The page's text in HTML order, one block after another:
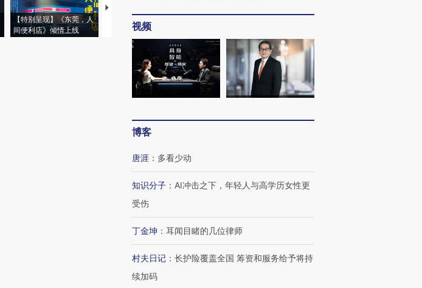
【特别呈现】《东莞，人
间便利店》倾情上线
【推广】走进第四届链博
会，让数智科技“链”接产
视频
博客
唐涯 ： 多看少动
知识分子 ： AI冲击之下，年轻人与高学历女性更
受伤
丁金坤 ： 耳闻目睹的几位律师
村夫日记 ： 长护险覆盖全国 筹资和服务给予将持
续加码